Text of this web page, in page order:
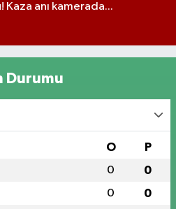
Kaza anı kamerada...
Durumu
O P
0 0
0 0